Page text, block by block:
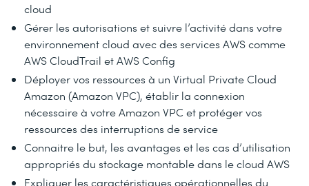
cloud
Gérer les autorisations et suivre l’activité dans votre
environnement cloud avec des services AWS comme
AWS CloudTrail et AWS Config
Déployer vos ressources à un Virtual Private Cloud
Amazon (Amazon VPC), établir la connexion
nécessaire à votre Amazon VPC et protéger vos
ressources des interruptions de service
Connaitre le but, les avantages et les cas d’utilisation
appropriés du stockage montable dans le cloud AWS
Expliquer les caractéristiques opérationnelles du